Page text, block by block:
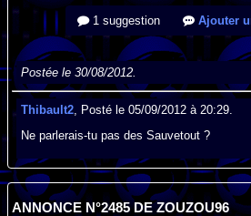
1 suggestion Ajouter
Postée le 30/08/2012.
Thibault2 , Posté le 05/09/2012 à 20:29.
Ne parlerais-tu pas des Sauvetout ?
ANNONCE N°2485 DE ZOUZOU96